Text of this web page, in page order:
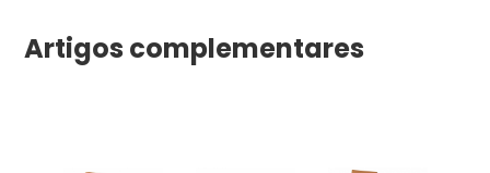
Artigos complementares